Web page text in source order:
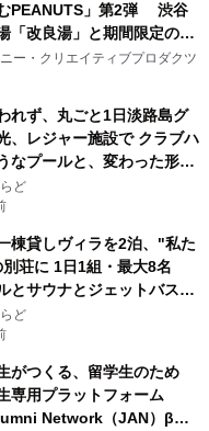
PEANUTS」第2弾 渋谷
「改良湯」と期間限定のコ
ョン サウナイキタイコラ
発売決定！
ー・クリエイティブプロダクツ
れず、丸ごと1日淡路島グ
、レジャー施設で クラブハ
なプールと、変わった形の
THE BOXY AWAJI」のお
り連泊プランで
ど
棟貸しヴィラを2泊、"私た
荘に 1日1組・最大8名
とサウナとジェットバス付
Temps AWAJIの連泊
ン
ど
がつくる、留学生のため
専用プラットフォーム
Network（JAN）β版